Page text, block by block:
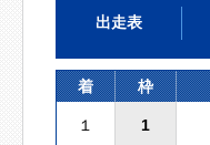
出走表
着 枠
１ 1